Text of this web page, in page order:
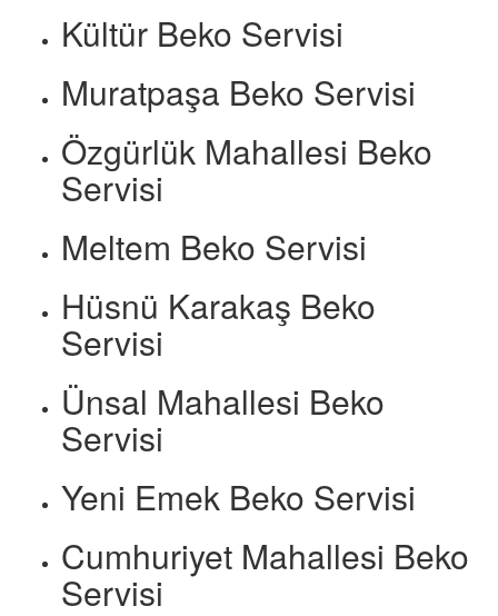
Kültür Beko Servisi
Muratpaşa Beko Servisi
Özgürlük Mahallesi Beko
Servisi
Meltem Beko Servisi
Hüsnü Karakaş Beko
Servisi
Ünsal Mahallesi Beko
Servisi
Yeni Emek Beko Servisi
Cumhuriyet Mahallesi Beko
Servisi